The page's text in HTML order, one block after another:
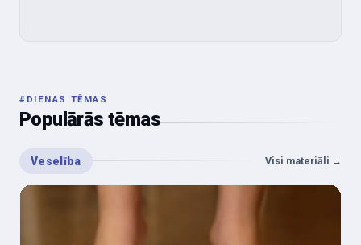
# DIENAS TĒMAS
Populārās tēmas
Veselība Visi materiāli →